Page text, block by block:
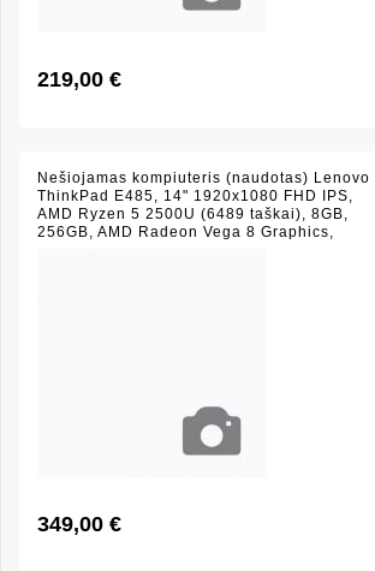
219,00 €
Nešiojamas kompiuteris (naudotas) Lenovo
ThinkPad E485, 14" 1920x1080 FHD IPS,
AMD Ryzen 5 2500U (6489 taškai), 8GB,
256GB, AMD Radeon Vega 8 Graphics,
349,00 €